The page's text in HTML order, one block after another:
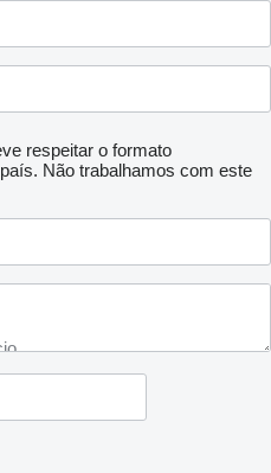
respeitar o formato
Não trabalhamos com este